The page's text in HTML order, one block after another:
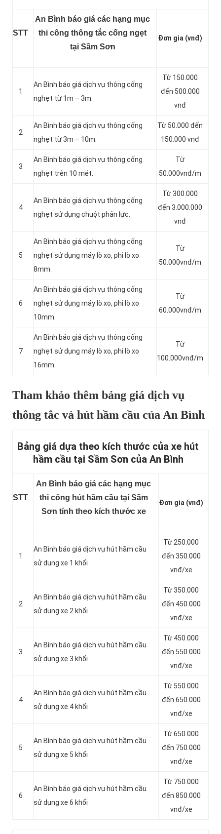
STT
An Bình báo giá các hạng mục
thi công thông tắc cống ngẹt
tại Sầm Sơn
Đơn gia (vnđ)
1
An Bình báo giá dịch vụ thông cống
nghẹt từ 1m – 3m.
Từ 150.000
đến 500.000
vnđ
2
An Bình báo giá dịch vụ thông cống
nghẹt từ 3m – 10m.
Từ 50.000 đến
150.000 vnđ
3
An Bình báo giá dịch vụ thông cống
nghẹt trên 10 mét.
Từ
50.000vnđ/m
4
An Bình báo giá dịch vụ thông cống
nghẹt sử dụng chuột phản lực.
Từ 300.000
đến 3.000.000
vnđ
5
An Bình báo giá dịch vụ thông cống
nghẹt sử dụng máy lò xo, phi lò xo
8mm.
Từ
50.000vnđ/m
6
An Bình báo giá dịch vụ thông cống
nghẹt sử dụng máy lò xo, phi lò xo
10mm.
Từ
60.000vnđ/m
7
An Bình báo giá dịch vụ thông cống
nghẹt sử dụng máy lò xo, phi lò xo
16mm.
Từ
100.000vnđ/m
Tham khảo thêm bảng giá dịch vụ
thông tắc và hút hầm cầu của An Bình
Bảng giá dựa theo kích thước của xe hút
hầm cầu tại Sầm Sơn của An Bình
STT
An Bình báo giá các hạng mục
thi công hút hầm cầu tại Sầm
Sơn tính theo kích thước xe
Đơn gia (vnđ)
1
An Bình báo giá dịch vụ hút hầm cầu
sử dụng xe 1 khối
Từ 250.000
đến 350.000
vnđ/xe
2
An Bình báo giá dịch vụ hút hầm cầu
sử dụng xe 2 khối
Từ 350.000
đến 450.000
vnđ/xe
3
An Bình báo giá dịch vụ hút hầm cầu
sử dụng xe 3 khối
Từ 450.000
đến 550.000
vnđ/xe
4
An Bình báo giá dịch vụ hút hầm cầu
sử dụng xe 4 khối
Từ 550.000
đến 650.000
vnđ/xe
5
An Bình báo giá dịch vụ hút hầm cầu
sử dụng xe 5 khối
Từ 650.000
đến 750.000
vnđ/xe
6
An Bình báo giá dịch vụ hút hầm cầu
sử dụng xe 6 khối
Từ 750.000
đến 850.000
vnđ/xe